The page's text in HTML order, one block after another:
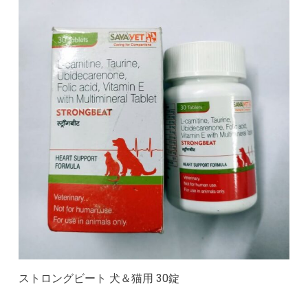
ストロングビート 犬＆猫用 30錠